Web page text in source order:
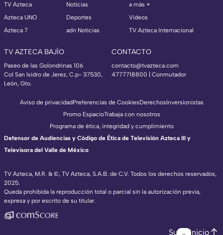
TV Azteca
Azteca UNO
Azteca 7
Noticias
Deportes
adn Noticias
a más +
Videos
TV Azteca Internacional
TV AZTECA BAJÍO
Paseo de las Golondrinas 106
Col San Isidro de Jerez, C.p- 37530,
León, Gto.
CONTACTO
contacto@tvazteca.com
4777718800 | Conmutador
TV Azteca, M.R. & ©, TV Azteca, S.A.B. de C.V. Todos los derechos reservados,
2025.
Queda prohibida la reproducción total o parcial sin la autorización previa,
expresa y por escrito de su titular.
Aviso de privacidadPreferencias de CookiesDerechosInversionistas
Promo EspacioTrabaja con nosotros
Programa de ética, integridad y cumplimiento
Defensor de Audiencias y Código de Ética de Televisión Azteca III y
Televisora del Valle de México
Subir inicio